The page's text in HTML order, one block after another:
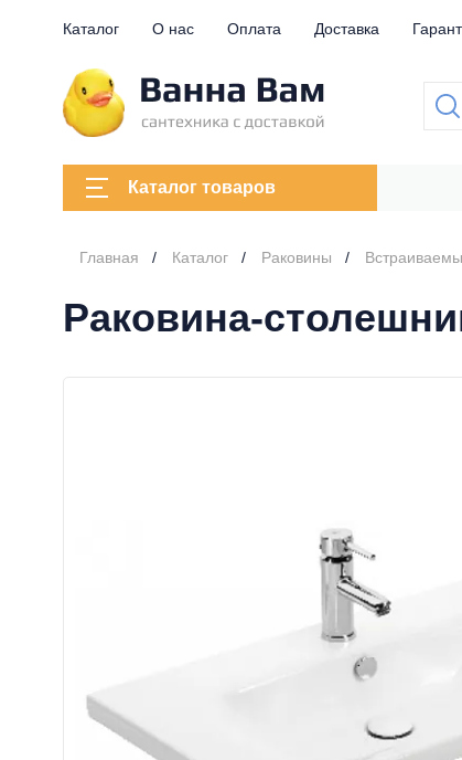
Каталог О нас Оплата Доставка
Каталог товаров
Главная Каталог Раковины
Раковина-